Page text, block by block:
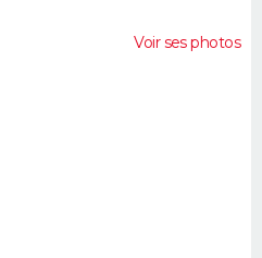
Voir ses photos